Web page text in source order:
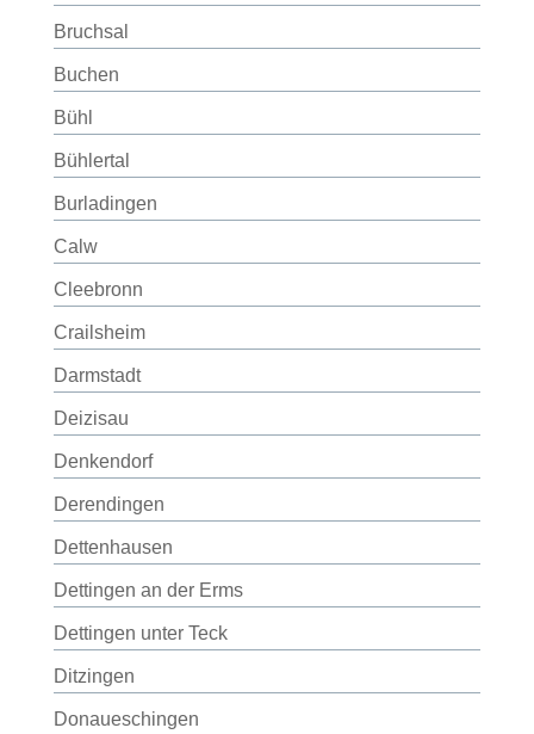
Bruchsal
Buchen
Bühl
Bühlertal
Burladingen
Calw
Cleebronn
Crailsheim
Darmstadt
Deizisau
Denkendorf
Derendingen
Dettenhausen
Dettingen an der Erms
Dettingen unter Teck
Ditzingen
Donaueschingen